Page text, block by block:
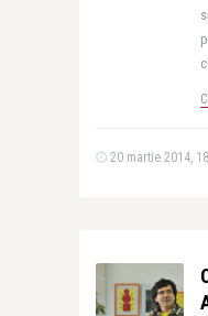
20 martie 2014,